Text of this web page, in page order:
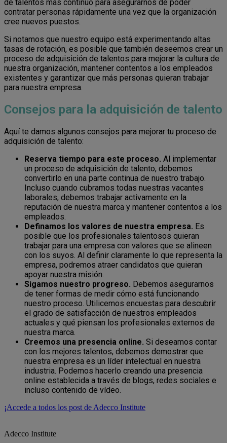
de talentos más continuo para asegurarnos de poder
contratar personas rápidamente una vez que la organización
cree nuevos puestos.
Si notamos que nuestro equipo está experimentando altas
tasas de rotación, es posible que también deseemos crear un
proceso de adquisición de talentos para mejorar la cultura de
nuestra organización, mantener contentos a los empleados
existentes y garantizar que más personas quieran trabajar
para nuestra empresa.
Consejos para la adquisición de talento
Aquí te damos algunos consejos para mejorar tu proceso de
adquisición de talento:
Reserva tiempo para este proceso. Al implementar
un proceso de adquisición de talento, debemos
convertirlo en una parte continua de nuestro trabajo.
Incluso cuando cubramos todas nuestras vacantes
laborales, debemos trabajar activamente en la
reputación de nuestra marca y mantener contentos a los
empleados.
Definamos los valores de nuestra empresa. Es
posible que los profesionales talentosos quieran
trabajar para una empresa con valores que se alineen
con los suyos. Al definir claramente lo que representa la
empresa, podremos atraer candidatos que quieran
apoyar nuestra misión.
Sigamos nuestro progreso. Debemos asegurarnos
de tener formas de medir cómo está funcionando
nuestro proceso. Utilicemos encuestas para descubrir
el grado de satisfacción de nuestros empleados
actuales y qué piensan los profesionales externos de
nuestra marca.
Creemos una presencia online. Si deseamos contar
con los mejores talentos, debemos demostrar que
nuestra empresa es un líder intelectual en nuestra
industria. Podemos hacerlo creando una presencia
online establecida a través de blogs, redes sociales e
incluso contenido de vídeo.
¡Accede a todos los post de Adecco Institute
Adecco Institute